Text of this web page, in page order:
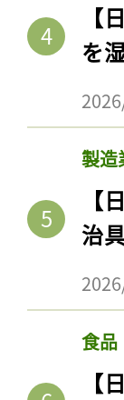
【
を
製造
【
治
食品
【